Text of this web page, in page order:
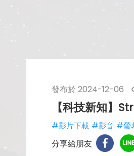
發布於 2024-12-06
【科技新知】
#影片下載 #影音 #螢
分享給朋友